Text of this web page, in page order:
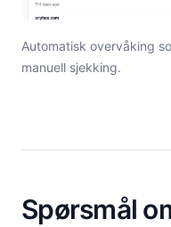
Automatisk overvåking
manuell sjekking.
Spørsmål